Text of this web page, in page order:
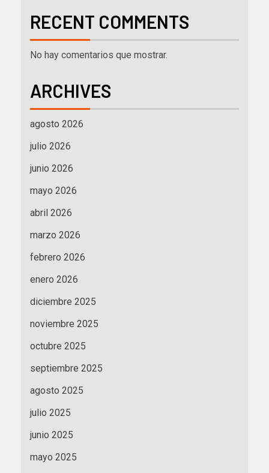
RECENT COMMENTS
No hay comentarios que mostrar.
ARCHIVES
agosto 2026
julio 2026
junio 2026
mayo 2026
abril 2026
marzo 2026
febrero 2026
enero 2026
diciembre 2025
noviembre 2025
octubre 2025
septiembre 2025
agosto 2025
julio 2025
junio 2025
mayo 2025